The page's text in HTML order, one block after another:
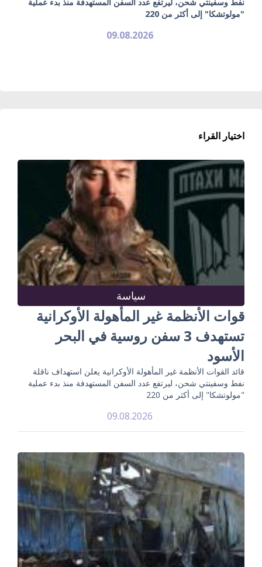
"مولوتشكا" إلى أكثر من 220
09.08.2026
اختيار القراء
سياسة
قوات الأنظمة غير المأهولة الأوكرانية
تستهدف 3 سفن روسية في البحر
الأسود
قائد القوات الأنظمة غير المأهولة الأوكرانية يعلن استهداف ناقلة
نفط وسفينتي شحن، ليرتفع عدد السفن المستهدفة منذ بدء عملية
"مولوتشكا" إلى أكثر من 220
09.08.2026